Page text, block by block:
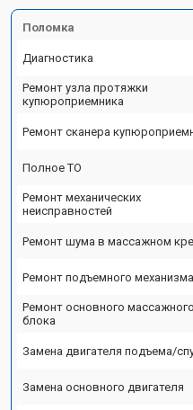
Поломка
Диагностика
Ремонт узла протяжки
купюроприемника
Ремонт сканера
Полное ТО
Ремонт механических
неисправностей
Ремонт шума в массажном
Ремонт подъемного механизма
Ремонт основного массажного
блока
Замена двигателя подъема/
Замена основного двигателя